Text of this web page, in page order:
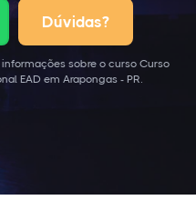
Dúvidas?
sobre o curso Curso
EAD em Arapongas - PR.